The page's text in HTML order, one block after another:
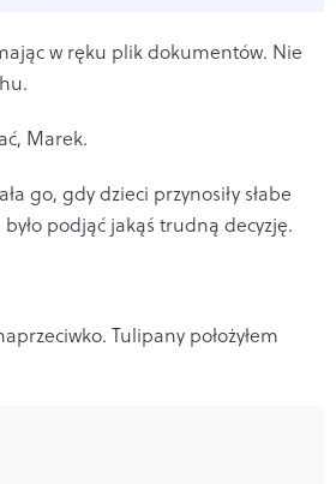
w ręku plik dokumentów. Nie
Marek.
go, gdy dzieci przynosiły słabe
podjąć jakąś trudną decyzję.
Tulipany położyłem